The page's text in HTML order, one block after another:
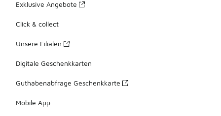
Exklusive Angebote
Click & collect
Unsere Filialen
Digitale Geschenkkarten
Guthabenabfrage Geschenkkarte
Mobile App